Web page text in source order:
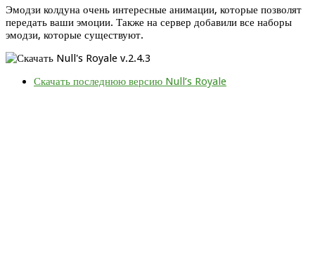
Эмодзи колдуна очень интересные анимации, которые позволят
передать ваши эмоции. Также на сервер добавили все наборы
эмодзи, которые существуют.
Скачать последнюю версию Null’s Royale